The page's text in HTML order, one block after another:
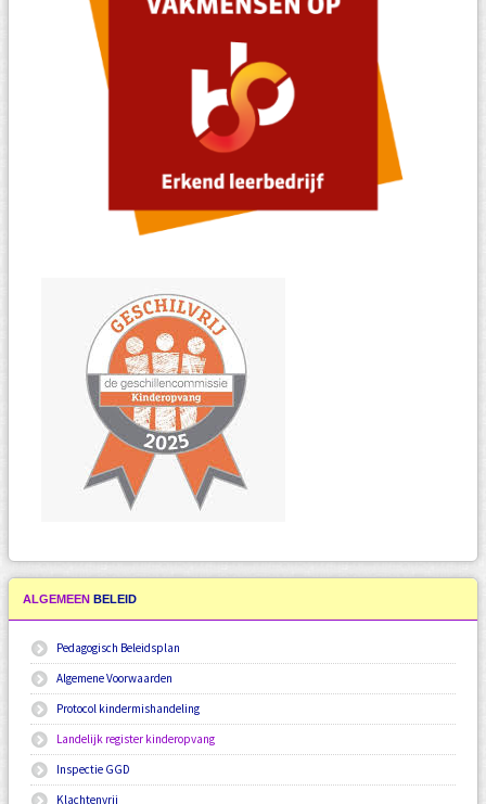
ALGEMEEN BELEID
Pedagogisch Beleidsplan
Algemene Voorwaarden
Protocol kindermishandeling
Landelijk register kinderopvang
Inspectie GGD
Klachtenvrij